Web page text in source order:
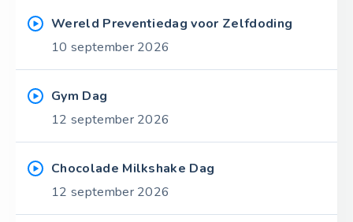
Wereld Preventiedag voor Zelfdoding
10 september 2026
Gym Dag
12 september 2026
Chocolade Milkshake Dag
12 september 2026